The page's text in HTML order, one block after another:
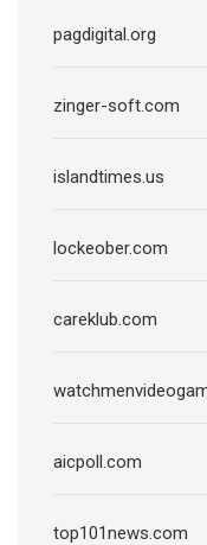
pagdigital.org
zinger-soft.com
islandtimes.us
lockeober.com
careklub.com
aicpoll.com
top101news.com